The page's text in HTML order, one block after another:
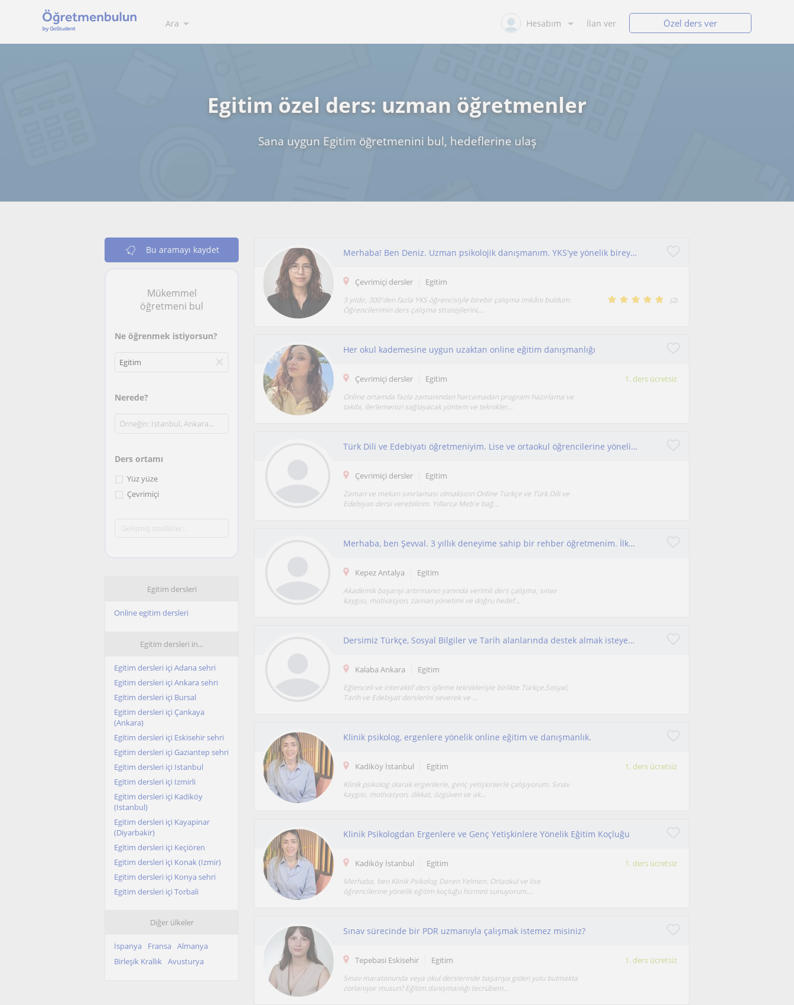
Ara Hesabım İlan ver Özel ders ver
Egitim özel ders: uzman öğretmenler
Sana uygun Egitim öğretmenini bul, hedeflerine ulaş
Bu aramayı kaydet
Mükemmel
öğretmeni bul
Ne öğrenmek istiyorsun?
Nerede?
Ders ortamı
Yüz yüze
Çevrimiçi
Egitim dersleri
Online egitim dersleri
Egitim dersleri in...
Egitim dersleri içi Adana sehri
Egitim dersleri içi Ankara sehri
Egitim dersleri içi Bursal
Egitim dersleri içi Çankaya
(Ankara)
Egitim dersleri içi Eskisehir sehri
Egitim dersleri içi Gaziantep sehri
Egitim dersleri içi Istanbul
Egitim dersleri içi Izmirli
Egitim dersleri içi Kadiköy
(Istanbul)
Egitim dersleri içi Kayapinar
(Diyarbakir)
Egitim dersleri içi Keçiören
Egitim dersleri içi Konak (Izmir)
Egitim dersleri içi Konya sehri
Egitim dersleri içi Torbali
Diğer ülkeler
İspanya Fransa
Almanya
Birleşik Krallık Avusturya
Merhaba! Ben Deniz. Uzman psikolojik danışmanım. YKS'ye yönelik bireysel eğitim danışmanlığı yapmaktayım.
Çevrimiçi dersler Egitim
3 yıldır, 300'den fazla YKS öğrencisiyle birebir çalışma imkânı buldum.
Öğrencilerimin ders çalışma stratejilerini,...
(2)
Her okul kademesine uygun uzaktan online eğitim danışmanlığı
Çevrimiçi dersler Egitim 1. ders ücretsiz
Online ortamda fazla zamanından harcamadan program hazırlama ve
takibi, ilerlemenizi sağlayacak yöntem ve teknikler...
Türk Dili ve Edebiyatı öğretmeniyim. Lise ve ortaokul öğrencilerine yönelik..
Çevrimiçi dersler Egitim
Zaman ve mekan sınırlaması olmaksızın Online Türkçe ve Türk Dili ve
Edebiyatı dersi verebilirim. Yıllarca Meb'e bağ...
Merhaba, ben Şevval. 3 yıllık deneyime sahip bir rehber öğretmenim. İlkokul, ortaokul ve lise düzeyindeki öğrencilerle çalışıyorum
Kepez Antalya Egitim
Akademik başarıyı artırmanın yanında verimli ders çalışma, sınav
kaygısı, motivasyon, zaman yönetimi ve doğru hedef...
Dersimiz Türkçe, Sosyal Bilgiler ve Tarih alanlarında destek almak isteyen öğrencilerimiz için uygundur.
Kalaba Ankara Egitim
Eğlenceli ve interaktif ders işleme teknikleriyle birlikte Türkçe,Sosyal,
Tarih ve Edebiyat derslerini severek ve ...
Klinik psikolog, ergenlere yönelik online eğitim ve danışmanlık.
Kadiköy İstanbul Egitim 1. ders ücretsiz
Klinik psikolog olarak ergenlerle, genç yetişkinlerle çalışıyorum. Sınav
kaygısı, motivasyon, dikkat, özgüven ve ak...
Klinik Psikologdan Ergenlere ve Genç Yetişkinlere Yönelik Eğitim Koçluğu
Kadiköy İstanbul Egitim 1. ders ücretsiz
Merhaba, ben Klinik Psikolog Deren Yelmen. Ortaokul ve lise
öğrencilerine yönelik eğitim koçluğu hizmeti sunuyorum....
Sınav sürecinde bir PDR uzmanıyla çalışmak istemez misiniz?
Tepebasi Eskisehir Egitim 1. ders ücretsiz
Sınav maratonunda veya okul derslerinde başarıya giden yolu bulmakta
zorlanıyor musun? Eğitim danışmanlığı tecrübem...